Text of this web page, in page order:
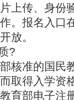
上传、身份
。报名入口
放。
?
核准的国民
取得入学资
育部电子注